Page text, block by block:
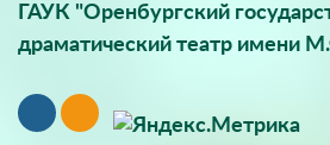
ГАУК "Оренбургский
драматический театр имени